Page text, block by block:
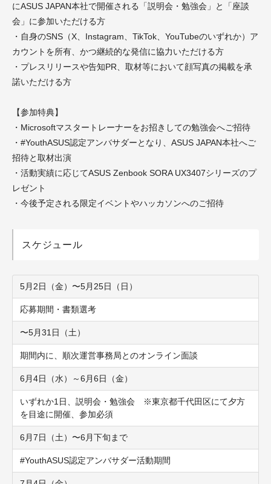
にASUS JAPAN本社で開催される「説明会・勉強会」と「座談
会」に参加いただける方
・自身のSNS（X、Instagram、TikTok、YouTubeのいずれか）ア
カウントを所有、かつ継続的な発信に協力いただける方
・プレスリリースや告知PR、取材等において顔写真の掲載を承
諾いただける方
【参加特典】
・Microsoftマスタートレーナーをお招きしての勉強会へご招待
・#YouthASUS認定アンバサダーとなり、ASUS JAPAN本社へご
招待と取材出演
・活動実績に応じてASUS Zenbook SORA UX3407シリーズのプ
レゼント
・今後予定される限定イベントやハッカソンへのご招待
スケジュール
5月2日（金）〜5月25日（日）
応募期間・書類選考
〜5月31日（土）
期間内に、順次運営事務局とのオンライン面談
6月4日（水）～6月6日（金）
いずれか1日、説明会・勉強会 ※東京都千代田区にて夕方
を目途に開催、参加必須
6月7日（土）〜6月下旬まで
#YouthASUS認定アンバサダー活動期間